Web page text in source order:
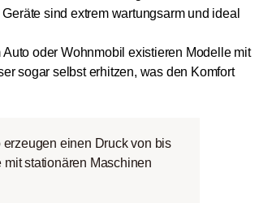
sind extrem wartungsarm und ideal
Auto oder Wohnmobil existieren Modelle mit
sogar selbst erhitzen, was den Komfort
einen Druck von bis
stationären Maschinen